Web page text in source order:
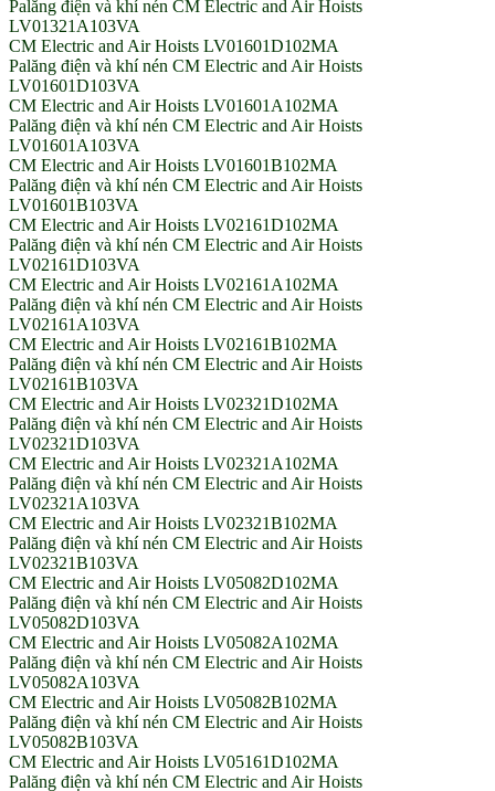
Palăng điện và khí nén CM Electric and Air Hoists
LV01321A103VA
CM Electric and Air Hoists LV01601D102MA
Palăng điện và khí nén CM Electric and Air Hoists
LV01601D103VA
CM Electric and Air Hoists LV01601A102MA
Palăng điện và khí nén CM Electric and Air Hoists
LV01601A103VA
CM Electric and Air Hoists LV01601B102MA
Palăng điện và khí nén CM Electric and Air Hoists
LV01601B103VA
CM Electric and Air Hoists LV02161D102MA
Palăng điện và khí nén CM Electric and Air Hoists
LV02161D103VA
CM Electric and Air Hoists LV02161A102MA
Palăng điện và khí nén CM Electric and Air Hoists
LV02161A103VA
CM Electric and Air Hoists LV02161B102MA
Palăng điện và khí nén CM Electric and Air Hoists
LV02161B103VA
CM Electric and Air Hoists LV02321D102MA
Palăng điện và khí nén CM Electric and Air Hoists
LV02321D103VA
CM Electric and Air Hoists LV02321A102MA
Palăng điện và khí nén CM Electric and Air Hoists
LV02321A103VA
CM Electric and Air Hoists LV02321B102MA
Palăng điện và khí nén CM Electric and Air Hoists
LV02321B103VA
CM Electric and Air Hoists LV05082D102MA
Palăng điện và khí nén CM Electric and Air Hoists
LV05082D103VA
CM Electric and Air Hoists LV05082A102MA
Palăng điện và khí nén CM Electric and Air Hoists
LV05082A103VA
CM Electric and Air Hoists LV05082B102MA
Palăng điện và khí nén CM Electric and Air Hoists
LV05082B103VA
CM Electric and Air Hoists LV05161D102MA
Palăng điện và khí nén CM Electric and Air Hoists